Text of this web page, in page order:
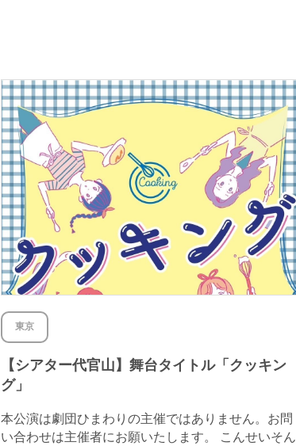
東京
【シアター代官山】舞台タイトル「クッキン
グ」
本公演は劇団ひまわりの主催ではありません。お問
い合わせは主催者にお願いたします。 こんせいそん